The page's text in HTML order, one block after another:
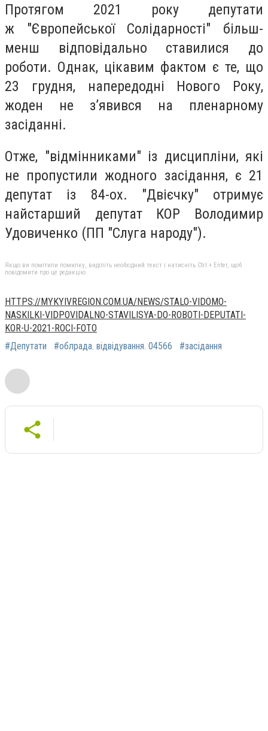
Протягом 2021 року депутати
ж "Європейської Солідарності" більш-
менш відповідально ставилися до
роботи. Однак, цікавим фактом є те, що
23 грудня, напередодні Нового Року,
жоден не з’явився на пленарному
засіданні.
Отже, "відмінниками" із дисципліни, які
не пропустили жодного засідання, є 21
депутат із 84-ох. "Двієчку" отримує
найстарший депутат КОР Володимир
Удовиченко (ПП "Слуга народу").
Якщо ви помітили помилку, виділіть необхідний текст і натисніть Ctrl + Enter, щоб
повідомити про це редакцію
HTTPS://MYKYIVREGION.COM.UA/NEWS/STALO-VIDOMO-
NASKILKI-VIDPOVIDALNO-STAVILISYA-DO-ROBOTI-DEPUTATI-
KOR-U-2021-ROCI-FOTO
#Депутати
#облрада. відвідування. 04566 #засідання